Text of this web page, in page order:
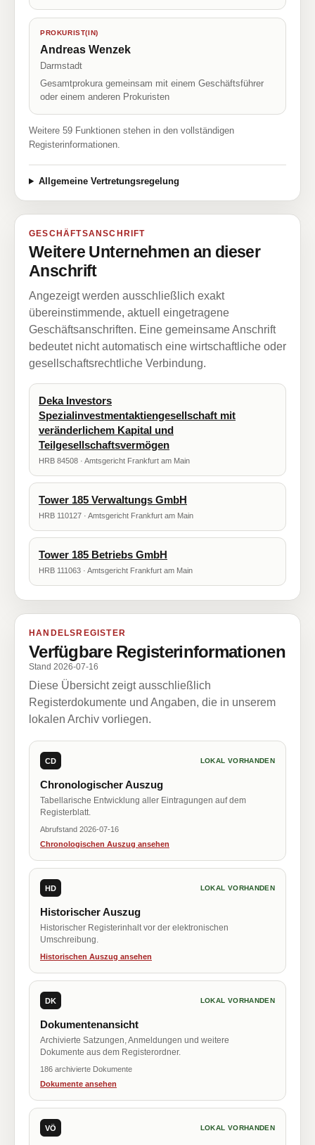
PROKURIST(IN)
Andreas Wenzek
Darmstadt
Gesamtprokura gemeinsam mit einem Geschäftsführer
oder einem anderen Prokuristen
Weitere 59 Funktionen stehen in den vollständigen
Registerinformationen.
Allgemeine Vertretungsregelung
GESCHÄFTSANSCHRIFT
Weitere Unternehmen an dieser
Anschrift
Angezeigt werden ausschließlich exakt
übereinstimmende, aktuell eingetragene
Geschäftsanschriften. Eine gemeinsame Anschrift
bedeutet nicht automatisch eine wirtschaftliche oder
gesellschaftsrechtliche Verbindung.
Deka Investors
Spezialinvestmentaktiengesellschaft mit
veränderlichem Kapital und
Teilgesellschaftsvermögen
HRB 84508 · Amtsgericht Frankfurt am Main
Tower 185 Verwaltungs GmbH
HRB 110127 · Amtsgericht Frankfurt am Main
Tower 185 Betriebs GmbH
HRB 111063 · Amtsgericht Frankfurt am Main
HANDELSREGISTER
Verfügbare Registerinformationen
Stand 2026-07-16
Diese Übersicht zeigt ausschließlich
Registerdokumente und Angaben, die in unserem
lokalen Archiv vorliegen.
CD LOKAL VORHANDEN
Chronologischer Auszug
Tabellarische Entwicklung aller Eintragungen auf dem
Registerblatt.
Abrufstand 2026-07-16
Chronologischen Auszug ansehen
HD LOKAL VORHANDEN
Historischer Auszug
Historischer Registerinhalt vor der elektronischen
Umschreibung.
Historischen Auszug ansehen
DK LOKAL VORHANDEN
Dokumentenansicht
Archivierte Satzungen, Anmeldungen und weitere
Dokumente aus dem Registerordner.
186 archivierte Dokumente
Dokumente ansehen
VÖ LOKAL VORHANDEN